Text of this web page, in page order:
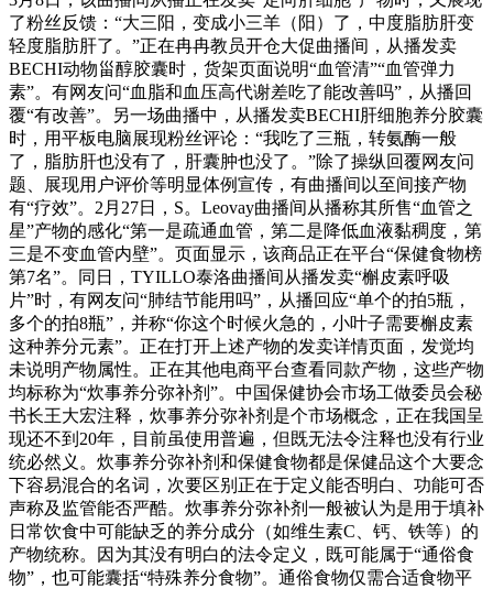
了粉丝反馈：“大三阳，变成小三羊（阳）了，中度脂肪肝变
轻度脂肪肝了。”正在冉冉教员开仓大促曲播间，从播发卖
BECHI动物甾醇胶囊时，货架页面说明“血管清”“血管弹力
素”。有网友问“血脂和血压高代谢差吃了能改善吗”，从播回
覆“有改善”。另一场曲播中，从播发卖BECHI肝细胞养分胶囊
时，用平板电脑展现粉丝评论：“我吃了三瓶，转氨酶一般
了，脂肪肝也没有了，肝囊肿也没了。”除了操纵回覆网友问
题、展现用户评价等明显体例宣传，有曲播间以至间接产物
有“疗效”。2月27日，S。Leovay曲播间从播称其所售“血管之
星”产物的感化“第一是疏通血管，第二是降低血液黏稠度，第
三是不变血管内壁”。页面显示，该商品正在平台“保健食物榜
第7名”。同日，TYILLO泰洛曲播间从播发卖“槲皮素呼吸
片”时，有网友问“肺结节能用吗”，从播回应“单个的拍5瓶，
多个的拍8瓶”，并称“你这个时候火急的，小叶子需要槲皮素
这种养分元素”。正在打开上述产物的发卖详情页面，发觉均
未说明产物属性。正在其他电商平台查看同款产物，这些产物
均标称为“炊事养分弥补剂”。中国保健协会市场工做委员会秘
书长王大宏注释，炊事养分弥补剂是个市场概念，正在我国呈
现还不到20年，目前虽使用普遍，但既无法令注释也没有行业
统必然义。炊事养分弥补剂和保健食物都是保健品这个大要念
下容易混合的名词，次要区别正在于定义能否明白、功能可否
声称及监管能否严酷。炊事养分弥补剂一般被认为是用于填补
日常饮食中可能缺乏的养分成分（如维生素C、钙、铁等）的
产物统称。因为其没有明白的法令定义，既可能属于“通俗食
物”，也可能囊括“特殊养分食物”。通俗食物仅需合适食物平